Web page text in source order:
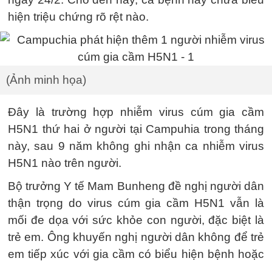
hiện triệu chứng rõ rệt nào.
(Ảnh minh họa)
Đây là trường hợp nhiễm virus cúm gia cầm
H5N1 thứ hai ở người tại Campuhia trong tháng
này, sau 9 năm không ghi nhận ca nhiễm virus
H5N1 nào trên người.
Bộ trưởng Y tế Mam Bunheng đề nghị người dân
thận trọng do virus cúm gia cầm H5N1 vẫn là
mối đe dọa với sức khỏe con người, đặc biệt là
trẻ em. Ông khuyến nghị người dân không để trẻ
em tiếp xúc với gia cầm có biểu hiện bệnh hoặc